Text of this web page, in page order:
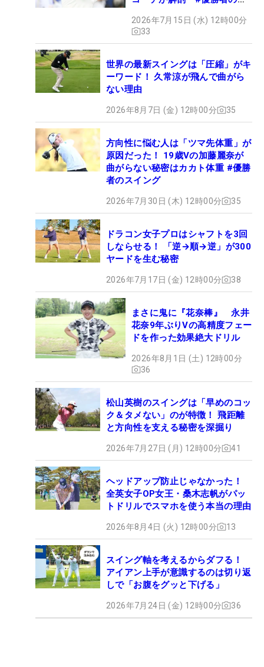
2026年7月15日 (水) 12時00分
33
世界の最新スイングは「圧縮」がキ
ーワード！ 久常涼が飛んで曲がら
ない理由
2026年8月7日 (金) 12時00分 35
方向性に悩む人は「ツマ先体重」が
原因だった！ 19歳Vの加藤麗奈が
曲がらない秘密はカカト体重 #優勝
者のスイング
2026年7月30日 (木) 12時00分 35
ドラコン女子プロはシャフトを3回
しならせる！ 「逆→順→逆」が300
ヤードを生む秘密
2026年7月17日 (金) 12時00分 38
まさに鬼に『花奈棒』 永井
花奈9年ぶりVの高精度フェー
ドを作った効果絶大ドリル
2026年8月1日 (土) 12時00分
36
松山英樹のスイングは「早めのコッ
ク＆タメない」のが特徴！ 飛距離
と方向性を支える秘密を深掘り
2026年7月27日 (月) 12時00分 41
ヘッドアップ防止じゃなかった！
全英女子OP女王・桑木志帆がパッ
トドリルでスマホを使う本当の理由
2026年8月4日 (火) 12時00分 13
スイング軸を考えるからダフる！
アイアン上手が意識するのは切り返
しで「お腹をグッと下げる」
2026年7月24日 (金) 12時00分 36